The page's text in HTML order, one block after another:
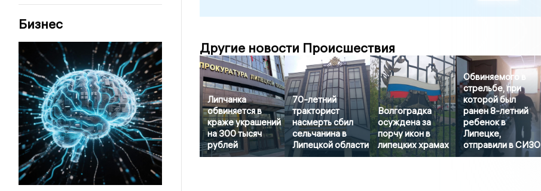
Бизнес
Другие новости Происшествия
Липчанка
обвиняется в
краже украшений
на 300 тысяч
рублей
70-летний
тракторист
насмерть сбил
сельчанина в
Липецкой области
Волгоградка
осуждена за
порчу икон в
липецких храмах
Обвиняемого в
стрельбе, при
которой был
ранен 8-летний
ребенок в
Липецке,
отправили в СИЗО